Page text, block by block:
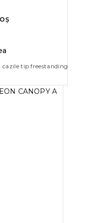
cazile tip freestanding